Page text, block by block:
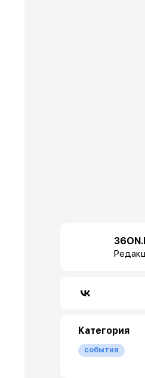
Категория
события